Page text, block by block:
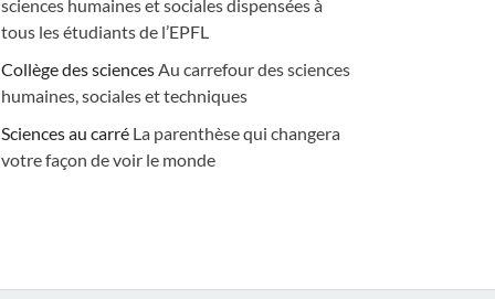
sciences humaines et sociales dispensées à
tous les étudiants de l’EPFL
Collège des sciencesAu carrefour des sciences
humaines, sociales et techniques
Sciences au carré La parenthèse qui changera
votre façon de voir le monde